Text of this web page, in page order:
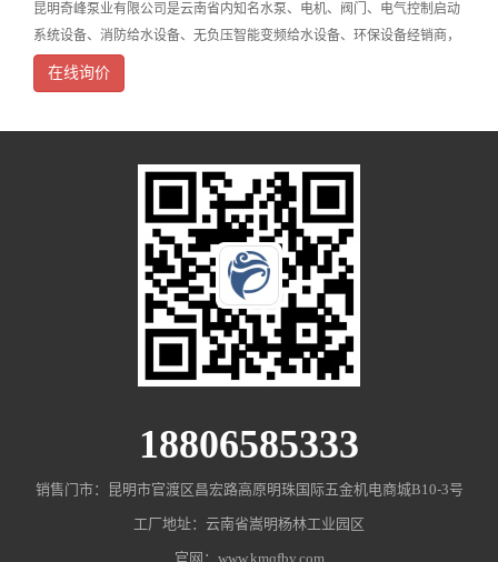
昆明奇峰泵业有限公司是云南省内知名水泵、电机、阀门、电气控制启动
系统设备、消防给水设备、无负压智能变频给水设备、环保设备经销商，
云南不锈钢水泵专业供应商。在业内具有良好口碑和较大知名度，是省内
从事水泵、电机、阀门、电气控制启动系统设备、消防
在线询价
18806585333
销售门市：昆明市官渡区昌宏路高原明珠国际五金机电商城B10-3号
工厂地址：云南省嵩明杨林工业园区
官网：www.kmqfby.com